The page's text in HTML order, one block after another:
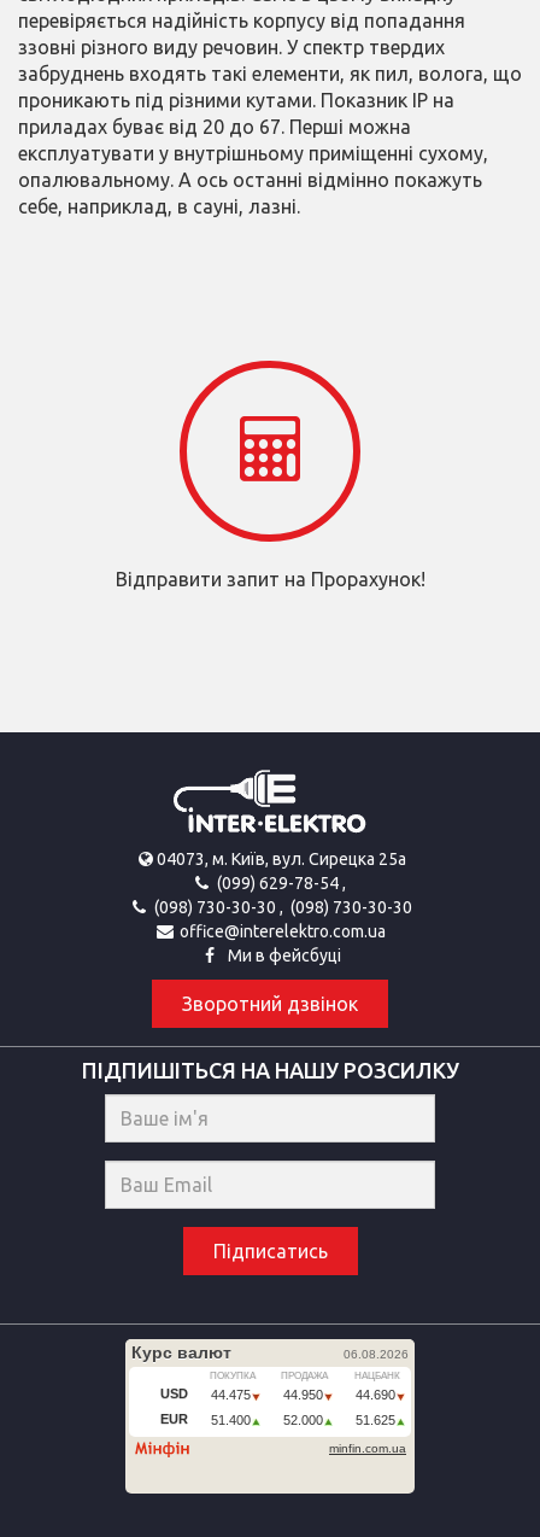
перевіряється надійність корпусу від попадання
ззовні різного виду речовин. У спектр твердих
забруднень входять такі елементи, як пил, волога, що
проникають під різними кутами. Показник IP на
приладах буває від 20 до 67. Перші можна
експлуатувати у внутрішньому приміщенні сухому,
опалювальному. А ось останні відмінно покажуть
себе, наприклад, в сауні, лазні.
Відправити запит на Прорахунок!
04073, м. Київ, вул. Сирецка 25а
(099) 629-78-54,
(098) 730-30-30 , (098) 730-30-30
office@interelektro.com.ua
Ми в фейсбуці
Зворотний дзвінок
ПІДПИШІТЬСЯ НА НАШУ РОЗСИЛКУ
Підписатись